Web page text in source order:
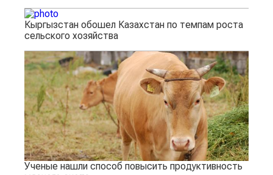
Кыргызстан обошел Казахстан по темпам роста
сельского хозяйства
Ученые нашли способ повысить продуктивность